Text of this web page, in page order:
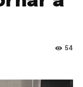
54